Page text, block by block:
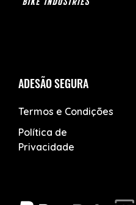
ADESÃO SEGURA
Termos e Condições
Política de
Privacidade